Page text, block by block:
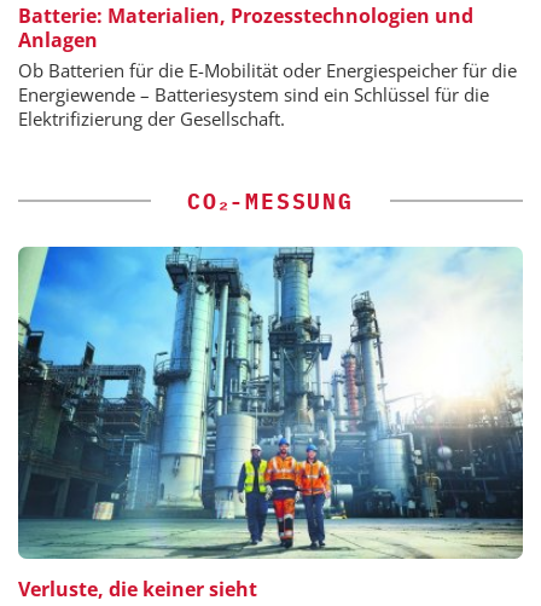
Batterie: Materialien, Prozesstechnologien und
Anlagen
Ob Batterien für die E-Mobilität oder Energiespeicher für die
Energiewende – Batteriesystem sind ein Schlüssel für die
Elektrifizierung der Gesellschaft.
CO₂-MESSUNG
Verluste, die keiner sieht